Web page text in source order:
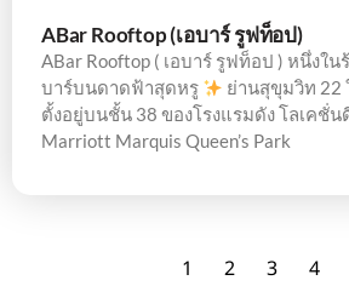
ABar Rooftop (เอบาร์ รูฟท็อป)
ABar Rooftop ( เอบาร์ รูฟท็อป ) หนึ่งใน
บาร์บนดาดฟ้าสุดหรู
ย่านสุขุมวิท 22
ตั้งอยู่บนชั้น 38 ของโรงแรมดัง โลเคชั่น
Marriott Marquis Queen’s Park
1 2 3 4